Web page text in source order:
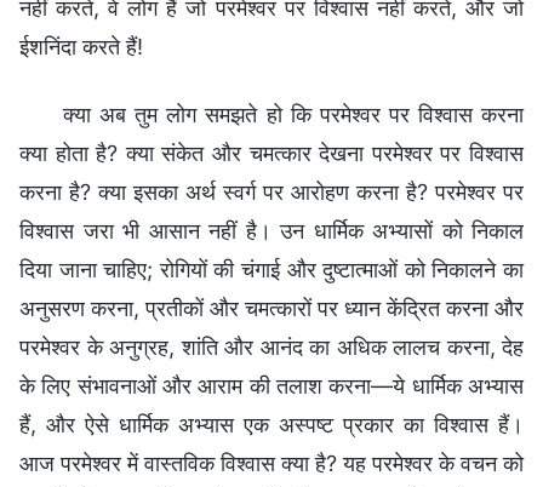
नहीं करते, वे लोग हैं जो परमेश्वर पर विश्वास नहीं करते, और जो
ईशनिंदा करते हैं!
क्या अब तुम लोग समझते हो कि परमेश्वर पर विश्वास करना
क्या होता है? क्या संकेत और चमत्कार देखना परमेश्वर पर विश्वास
करना है? क्या इसका अर्थ स्वर्ग पर आरोहण करना है? परमेश्वर पर
विश्वास जरा भी आसान नहीं है। उन धार्मिक अभ्यासों को निकाल
दिया जाना चाहिए; रोगियों की चंगाई और दुष्टात्माओं को निकालने का
अनुसरण करना, प्रतीकों और चमत्कारों पर ध्यान केंद्रित करना और
परमेश्वर के अनुग्रह, शांति और आनंद का अधिक लालच करना, देह
के लिए संभावनाओं और आराम की तलाश करना—ये धार्मिक अभ्यास
हैं, और ऐसे धार्मिक अभ्यास एक अस्पष्ट प्रकार का विश्वास हैं।
आज परमेश्वर में वास्तविक विश्वास क्या है? यह परमेश्वर के वचन को